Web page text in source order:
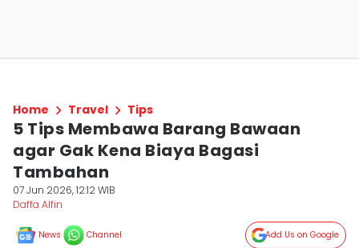
Home Travel Tips
5 Tips Membawa Barang Bawaan
agar Gak Kena Biaya Bagasi
Tambahan
07 Jun 2026, 12:12 WIB
Daffa Alfin
News Channel Add Us on Google